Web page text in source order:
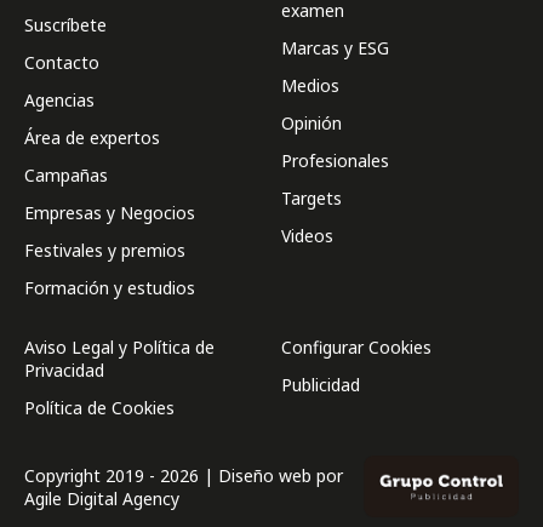
Suscríbete
Contacto
Agencias
Área de expertos
Campañas
Empresas y Negocios
Festivales y premios
Formación y estudios
examen
Marcas y ESG
Medios
Opinión
Profesionales
Targets
Videos
Aviso Legal y Política de
Privacidad
Política de Cookies
Configurar Cookies
Publicidad
Copyright 2019 - 2026 | Diseño web por
Agile Digital Agency